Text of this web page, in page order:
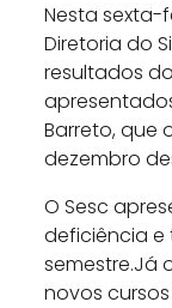
Nesta sexta-
Diretoria do
resultados
Barreto, que
dezembro
O Sesc
deficiência e
semestre.Já
novos